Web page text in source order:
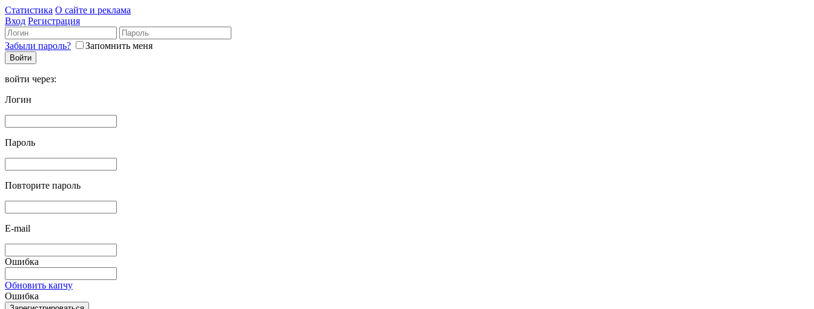
Статистика О сайте и реклама
Вход Регистрация
Забыли пароль? Запомнить меня
войти через:
Логин
Пароль
Повторите пароль
E-mail
Ошибка
Обновить капчу
Ошибка